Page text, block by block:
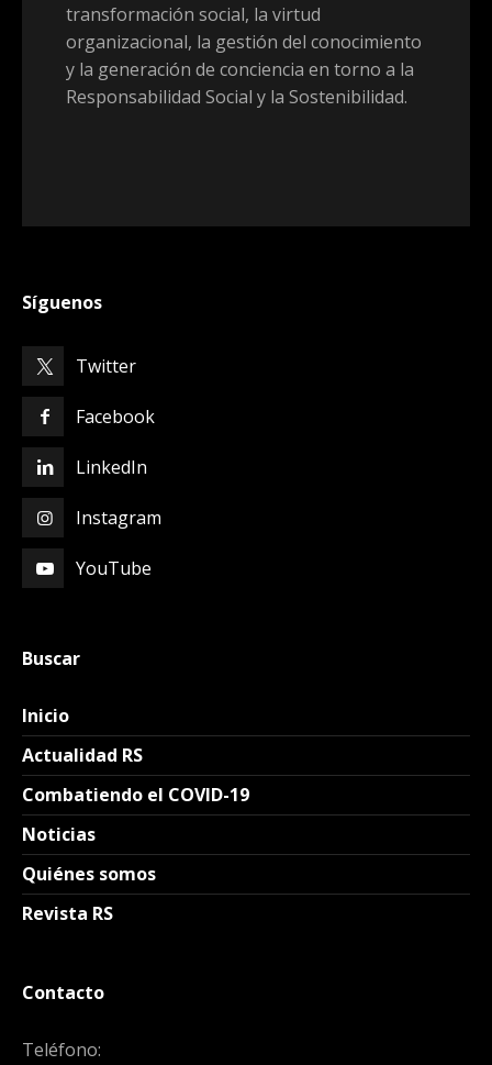
transformación social, la virtud
organizacional, la gestión del conocimiento
y la generación de conciencia en torno a la
Responsabilidad Social y la Sostenibilidad.
Síguenos
Twitter
Facebook
LinkedIn
Instagram
YouTube
Buscar
Inicio
Actualidad RS
Combatiendo el COVID-19
Noticias
Quiénes somos
Revista RS
Contacto
Teléfono: